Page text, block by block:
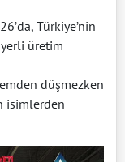
Türkiye’nin
üretim
düşmezken
isimlerden